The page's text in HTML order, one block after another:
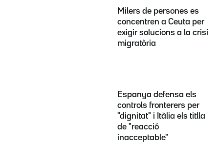
Milers de persones es
concentren a Ceuta per
exigir solucions a la crisi
migratòria
Espanya defensa els
controls fronterers per
"dignitat" i Itàlia els titlla
de "reacció
inacceptable"